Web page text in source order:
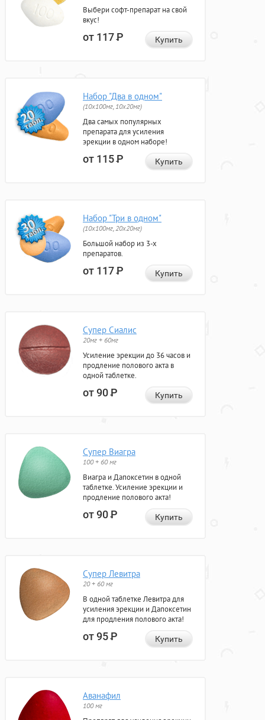
Выбери софт-препарат на свой
вкус!
от 117Р Купить
Набор "Два в одном"
(10x100мг, 10x20мг)
Два самых популярных
препарата для усиления
эрекции в одном наборе!
от 115Р Купить
Набор "Три в одном"
(10x100мг, 20x20мг)
Большой набор из 3-х
препаратов.
от 117Р Купить
Супер Сиалис
20мг + 60мг
Усиление эрекции до 36 часов и
продление полового акта в
одной таблетке.
от 90Р Купить
Супер Виагра
100 + 60 мг
Виагра и Дапоксетин в одной
таблетке. Усиление эрекции и
продление полового акта!
от 90Р Купить
Супер Левитра
20 + 60 мг
В одной таблетке Левитра для
усиления эрекции и Дапоксетин
для продления полового акта!
от 95Р Купить
Аванафил
100 мг